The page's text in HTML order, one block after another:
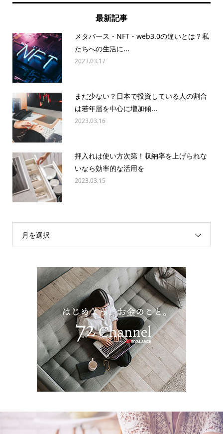
最新記事
メタバース・NFT・web3.0の違いとは？私
たちへの生活に...
2023.03.17
まだ少ない？日本で投資している人の割合
は若年層を中心に増加傾...
2023.03.16
押入れは使い方次第！収納率を上げられな
いなら効率的な活用を
2023.03.15
月を選択